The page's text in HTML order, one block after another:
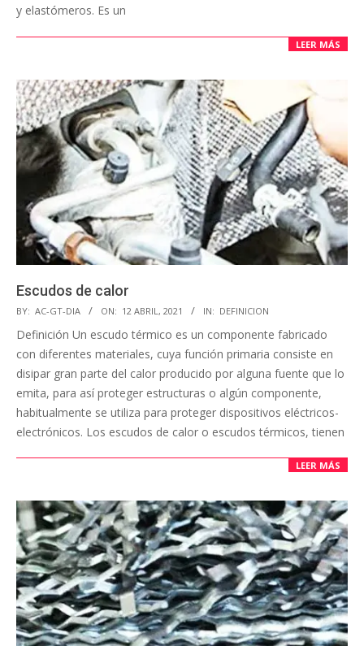
y elastómeros. Es un
LEER MÁS
Escudos de calor
BY: AC-GT-DIA ON: 12 ABRIL, 2021 IN: DEFINICION
Definición Un escudo térmico es un componente fabricado
con diferentes materiales, cuya función primaria consiste en
disipar gran parte del calor producido por alguna fuente que lo
emita, para así proteger estructuras o algún componente,
habitualmente se utiliza para proteger dispositivos eléctricos-
electrónicos. Los escudos de calor o escudos térmicos, tienen
LEER MÁS